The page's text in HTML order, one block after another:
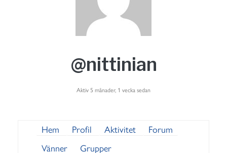
@nittinian
Aktiv 5 månader, 1 vecka sedan
Hem Profil Aktivitet
Forum
Vänner
Grupper